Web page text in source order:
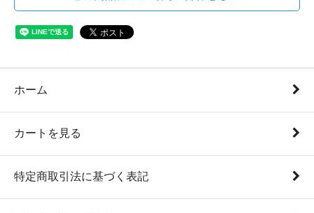
ホーム
カートを見る
特定商取引法に基づく表記